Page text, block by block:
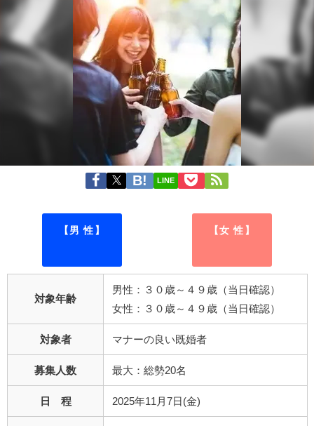
LINE
【男 性】 【女 性】
対象年齢
男性：３０歳～４９歳（当日確認）
女性：３０歳～４９歳（当日確認）
対象者 マナーの良い既婚者
募集人数 最大：総勢20名
日 程 2025年11月7日(金)